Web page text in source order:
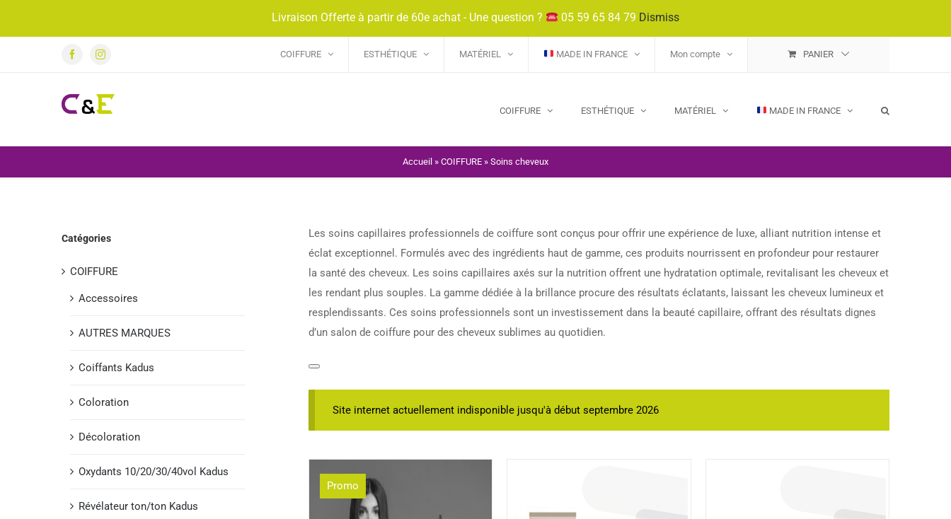
FacebookInstagram COIFFURE ESTHÉTIQUE MATÉRIEL MADE IN FRANCE Mon compte PANIER
COIFFURE ESTHÉTIQUE MATÉRIEL MADE IN FRANCE
Accueil » COIFFURE » Soins cheveux
Les soins capillaires professionnels de coiffure sont conçus pour offrir une expérience de luxe, alliant nutrition intense et
éclat exceptionnel. Formulés avec des ingrédients haut de gamme, ces produits nourrissent en profondeur pour restaurer
la santé des cheveux. Les soins capillaires axés sur la nutrition offrent une hydratation optimale, revitalisant les cheveux et
les rendant plus souples. La gamme dédiée à la brillance procure des résultats éclatants, laissant les cheveux lumineux et
resplendissants. Ces soins professionnels sont un investissement dans la beauté capillaire, offrant des résultats dignes
d’un salon de coiffure pour des cheveux sublimes au quotidien.
Site internet actuellement indisponible jusqu'à début septembre 2026
Promo
Catégories
COIFFURE
Accessoires
AUTRES MARQUES
Coiffants Kadus
Coloration
Décoloration
Oxydants 10/20/30/40vol Kadus
Révélateur ton/ton Kadus
Livraison Offerte à partir de 60e achat - Une question ? 05 59 65 84 79 Dismiss